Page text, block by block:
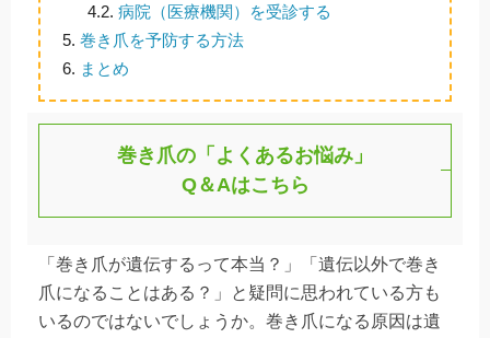
4.2. 病院（医療機関）を受診する
5. 巻き爪を予防する方法
6. まとめ
巻き爪の「よくあるお悩み」
Q＆Aはこちら
「巻き爪が遺伝するって本当？」「遺伝以外で巻き
爪になることはある？」と疑問に思われている方も
いるのではないでしょうか。巻き爪になる原因は遺